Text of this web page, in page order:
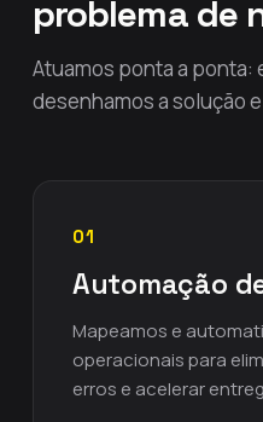
problema de
Atuamos ponta a ponta:
desenhamos a solução
01
Automação
Mapeamos e
operacionais para
erros e acelerar